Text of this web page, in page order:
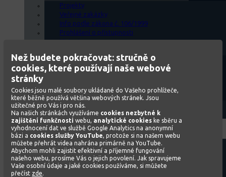
Než budete pokračovat: stručně o
cookies, které používají naše webové
stránky
Cookies jsou malé soubory ukládané do Vašeho prohlížeče,
které běžně používá většina webových stránek. Jsou
užitečné pro Vás i pro nás.
Na našich stránkách využíváme cookies nezbytné k
zajištění funkčnosti webu, analytické cookies ke sběru a
vyhodnocení dat ve službě Google Analytics na anonymní
bázi a cookies služby YouTube, protože si na našem webu
můžete přehrát videa nahrána primárně na YouTube.
Abychom mohli zajistit efektivní a příjemné fungování
našeho webu, prosíme Vás o jejich povolení. Jak spravujeme
Vaše osobní údaje a jaké cookies používáme, si můžete
přečíst zde.
Projekty
Veřejné zakázky
Info podle zákona č. 106/1999
Prohlášení o přístupnosti
Historie
Členové
Jednací řád
Zápisy z jednání
Legislativa
Zřizovatel
Ombudsman dětem
Základní
škola
Kontakty
Vzdělávací programy školy
Rozvrh hodin
Organizace školního roku